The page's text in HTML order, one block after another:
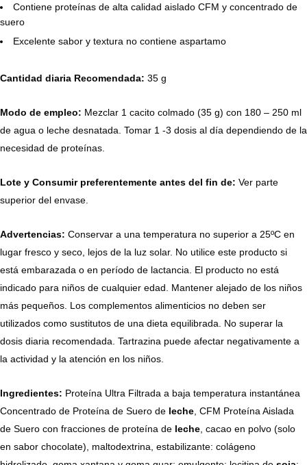
Contiene proteínas de alta calidad aislado CFM y concentrado de
suero
Excelente sabor y textura no contiene aspartamo
Cantidad diaria Recomendada: 35 g
Modo de empleo: Mezclar 1 cacito colmado (35 g) con 180 – 250 ml
de agua o leche desnatada. Tomar 1 -3 dosis al día dependiendo de la
necesidad de proteínas.
Lote y Consumir preferentemente antes del fin de: Ver parte
superior del envase.
Advertencias: Conservar a una temperatura no superior a 25ºC en
lugar fresco y seco, lejos de la luz solar. No utilice este producto si
está embarazada o en período de lactancia. El producto no está
indicado para niños de cualquier edad. Mantener alejado de los niños
más pequeños. Los complementos alimenticios no deben ser
utilizados como sustitutos de una dieta equilibrada. No superar la
dosis diaria recomendada. Tartrazina puede afectar negativamente a
la actividad y la atención en los niños.
Ingredientes: Proteína Ultra Filtrada a baja temperatura instantánea
Concentrado de Proteína de Suero de leche , CFM Proteína Aislada
de Suero con fracciones de proteína de leche , cacao en polvo (solo
en sabor chocolate), maltodextrina, estabilizante: colágeno